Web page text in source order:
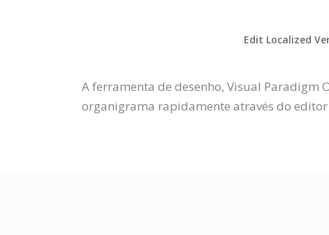
Edit Localized
A ferramenta de desenho, Visual Paradigm
organigrama rapidamente através do